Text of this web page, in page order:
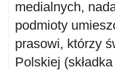
medialnych,
podmioty
prasowi, którzy
Polskiej